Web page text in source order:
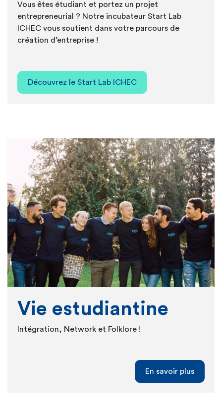
Vous êtes étudiant et portez un projet
entrepreneurial ? Notre incubateur Start Lab
ICHEC vous soutient dans votre parcours de
création d’entreprise !
Découvrez le Start Lab ICHEC
Vie estudiantine
Intégration, Network et Folklore !
En savoir plus